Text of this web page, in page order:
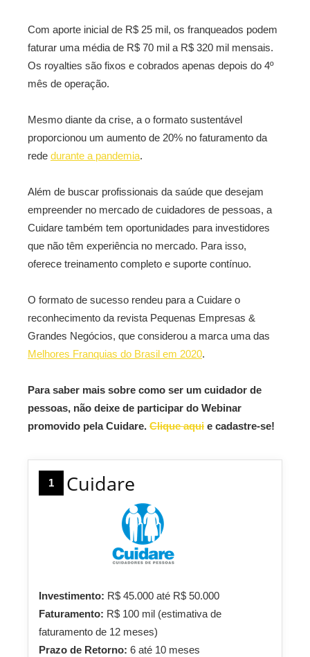
Com aporte inicial de R$ 25 mil, os franqueados podem
faturar uma média de R$ 70 mil a R$ 320 mil mensais.
Os royalties são fixos e cobrados apenas depois do 4º
mês de operação.
Mesmo diante da crise, a o formato sustentável
proporcionou um aumento de 20% no faturamento da
rede durante a pandemia.
Além de buscar profissionais da saúde que desejam
empreender no mercado de cuidadores de pessoas, a
Cuidare também tem oportunidades para investidores
que não têm experiência no mercado. Para isso,
oferece treinamento completo e suporte contínuo.
O formato de sucesso rendeu para a Cuidare o
reconhecimento da revista Pequenas Empresas &
Grandes Negócios, que considerou a marca uma das
Melhores Franquias do Brasil em 2020.
Para saber mais sobre como ser um cuidador de
pessoas, não deixe de participar do Webinar
promovido pela Cuidare. Clique aqui e cadastre-se!
1 Cuidare
Investimento: R$ 45.000 até R$ 50.000
Faturamento: R$ 100 mil (estimativa de
faturamento de 12 meses)
Prazo de Retorno: 6 até 10 meses